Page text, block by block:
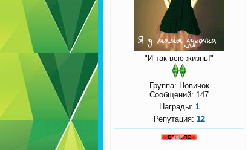
"И так всю жизнь!"
Группа: Новичок
Сообщений: 147
Награды: 1
Репутация: 12